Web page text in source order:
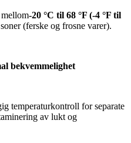
-20 °C til 68 °F (-4 °F til
(ferske og frosne varer).
bekvemmelighet
temperaturkontroll for separate
av lukt og